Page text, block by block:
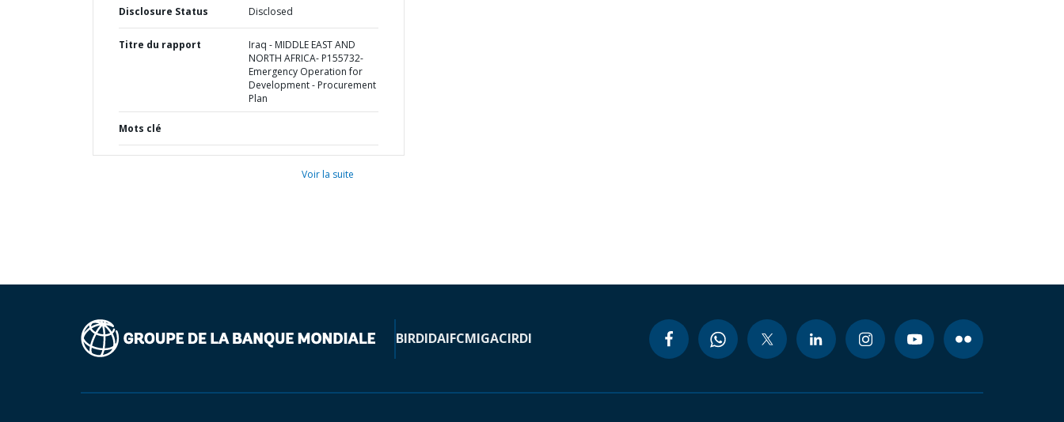
Disclosure Status Disclosed
Titre du rapport
Iraq - MIDDLE EAST AND
NORTH AFRICA- P155732-
Emergency Operation for
Development - Procurement
Plan
Mots clé
Voir la suite
BIRDIDAIFCMIGACIRDI